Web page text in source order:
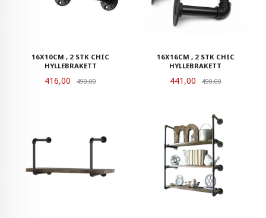
16X10CM , 2 STK CHIC
HYLLEBRAKETT
Tilbud
416,00 490,00Rabatt
16X16CM , 2 STK CHIC
HYLLEBRAKETT
Tilbud
441,00 490,00Rabatt